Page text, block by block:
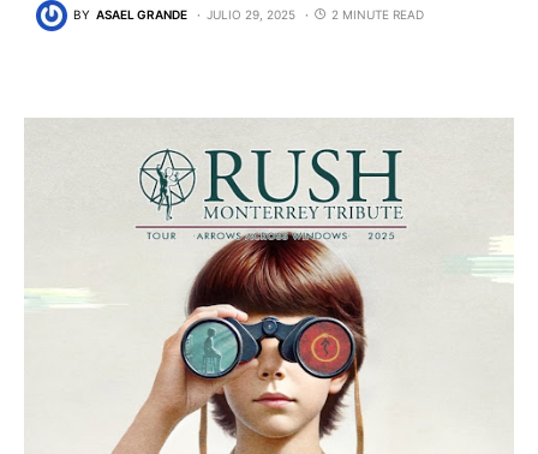
BY ASAEL GRANDE JULIO 29, 2025 2 MINUTE READ